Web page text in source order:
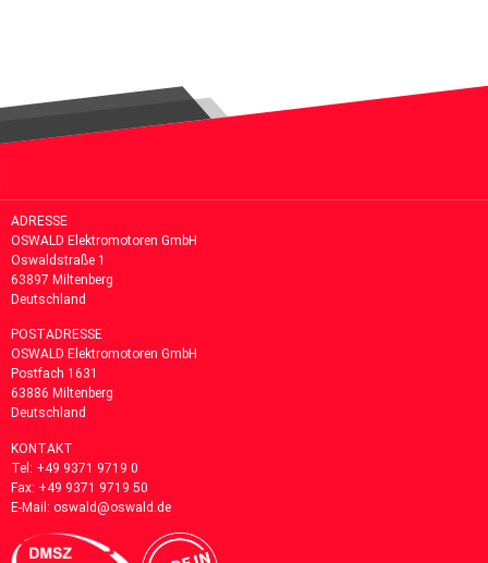
ADRESSE
OSWALD Elektromotoren GmbH
Oswaldstraße 1
63897 Miltenberg
Deutschland
POSTADRESSE
OSWALD Elektromotoren GmbH
Postfach 1631
63886 Miltenberg
Deutschland
KONTAKT
Tel: +49 9371 9719 0
Fax: +49 9371 9719 50
E-Mail: oswald@oswald.de